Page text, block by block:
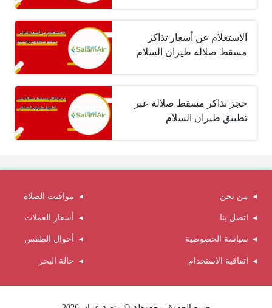
الاستعلام عن أسعار تذاكر
مسقط صلالة طيران السلام
حجز تذاكر مسقط صلالة عبر
تطبيق طيران السلام
من نحن
اتصل بنا
سياسة الخصوصية
اتفاقية الاستخدام
مواقيت الصلاة
أسعار العملات
أحوال الطقس
حالة البحر